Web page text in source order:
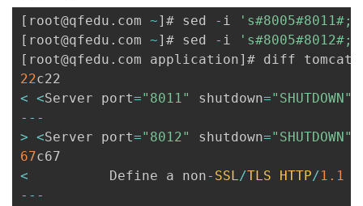
者
学
堂
我
支
持
我
的
我
[ root@qfedu . com ~] # sed - i
[ root@qfedu . com ~] # sed - i
[ root@qfedu . com application] # diff
22
< <Server port="8011" shutdown="SHUTDOWN"
-- -
> <Server port="8012" shutdown="SHUTDOWN"
67
<
          Define a non
- SSL/TLS HTTP/1.1
-- -